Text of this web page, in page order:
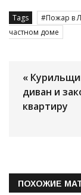
Tags Пожар в
частном доме
«
диван и
квартиру
ПОХОЖИЕ